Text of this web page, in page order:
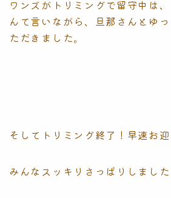
ワンズがトリミングで留守中は
んて言いながら、旦那さんとゆ
ただきました。
そしてトリミング終了！早速お迎
みんなスッキリさっぱりしました